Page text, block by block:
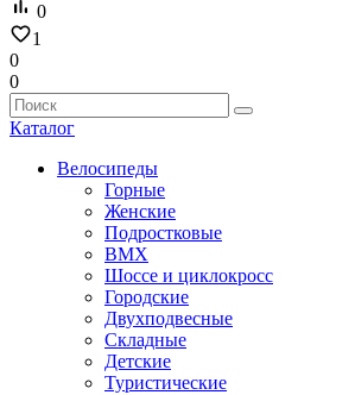
0
1
0
0
Каталог
Велосипеды
Горные
Женские
Подростковые
BMX
Шоссе и циклокросс
Городские
Двухподвесные
Складные
Детские
Туристические